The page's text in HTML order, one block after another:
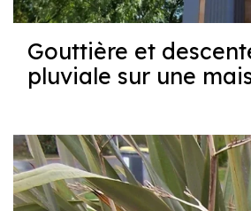
Gouttière et
pluviale sur une